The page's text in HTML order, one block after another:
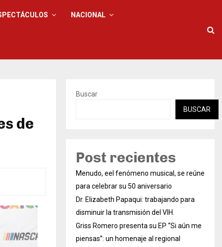
NACIONAL
de
Buscar
BUSCAR
Post recientes
Menudo, eel fenómeno musical, se reúne
para celebrar su 50 aniversario
Dr. Elizabeth Papaqui: trabajando para
disminuir la transmisión del VIH.
Griss Romero presenta su EP “Si aún me
piensas”: un homenaje al regional